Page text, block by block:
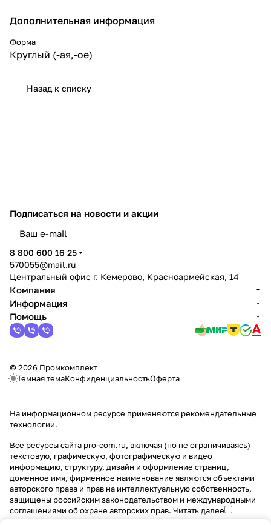
Дополнительная информация
Форма
Круглый (-ая,-ое)
Назад к списку
Подписаться на новости и акции
8 800 600 16 25
570055@mail.ru
Центральный офис г. Кемерово, Красноармейская, 14
Компания
Информация
Помощь
© 2026 Промкомплект
Темная темаКонфиденциальностьОферта
На информационном ресурсе применяются рекомендательные
технологии.
Все ресурсы сайта pro-com.ru, включая (но не ограничиваясь)
текстовую, графическую, фотографическую и видео
информацию, структуру, дизайн и оформление страниц,
доменное имя, фирменное наименование являются объектами
авторского права и прав на интеллектуальную собственность,
защищены российским законодательством и международными
соглашениями об охране авторских прав. Читать далее